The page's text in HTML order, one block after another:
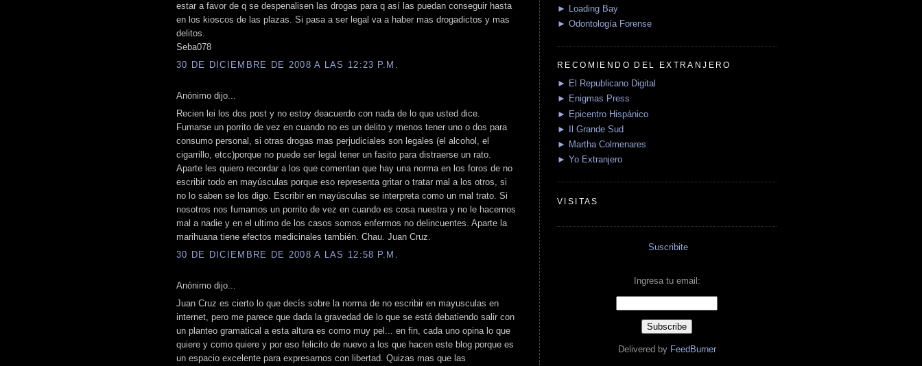
estar a favor de q se despenalisen las drogas para q así las puedan conseguir hasta
en los kioscos de las plazas. Si pasa a ser legal va a haber mas drogadictos y mas
delitos.
Seba078
30 DE DICIEMBRE DE 2008 A LAS 12:23 P.M.
Anónimo dijo...
Recien lei los dos post y no estoy deacuerdo con nada de lo que usted dice.
Fumarse un porrito de vez en cuando no es un delito y menos tener uno o dos para
consumo personal, si otras drogas mas perjudiciales son legales (el alcohol, el
cigarrillo, etcc)porque no puede ser legal tener un fasito para distraerse un rato.
Aparte les quiero recordar a los que comentan que hay una norma en los foros de no
escribir todo en mayúsculas porque eso representa gritar o tratar mal a los otros, si
no lo saben se los digo. Escribir en mayúsculas se interpreta como un mal trato. Si
nosotros nos fumamos un porrito de vez en cuando es cosa nuestra y no le hacemos
mal a nadie y en el ultimo de los casos somos enfermos no delincuentes. Aparte la
marihuana tiene efectos medicinales también. Chau. Juan Cruz.
30 DE DICIEMBRE DE 2008 A LAS 12:58 P.M.
Anónimo dijo...
Juan Cruz es cierto lo que decís sobre la norma de no escribir en mayusculas en
internet, pero me parece que dada la gravedad de lo que se está debatiendo salir con
un planteo gramatical a esta altura es como muy pel... en fin, cada uno opina lo que
quiere y como quiere y por eso felicito de nuevo a los que hacen este blog porque es
un espacio excelente para expresarnos con libertad. Quizas mas que las
► Loading Bay
► Odontología Forense
RECOMIENDO DEL EXTRANJERO
► El Republicano Digital
► Enigmas Press
► Epicentro Hispánico
► Il Grande Sud
► Martha Colmenares
► Yo Extranjero
VISITAS
Suscribite
Ingresa tu email:
Delivered by FeedBurner